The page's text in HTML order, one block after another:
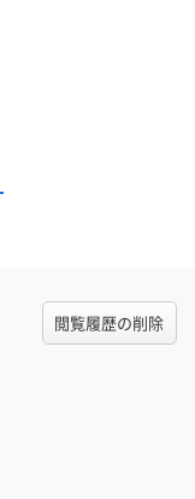
閲覧履歴の削除